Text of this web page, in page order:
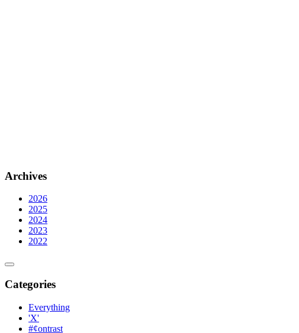
Archives
2026
2025
2024
2023
2022
Categories
Everything
'X'
#¢ontrast